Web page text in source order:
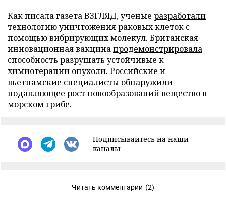
Как писала газета ВЗГЛЯД, ученые разработали
технологию уничтожения раковых клеток с
помощью вибрирующих молекул. Британская
инновационная вакцинапродемонстрировала
способность разрушать устойчивые к
химиотерапии опухоли. Российские и
вьетнамские специалисты обнаружили
подавляющее рост новообразований вещество в
морском грибе.
Подписывайтесь на наши
каналы
Читать комментарии (2)